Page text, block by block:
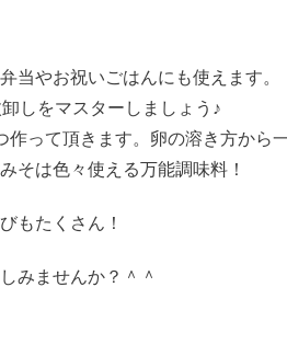
当やお祝いごはんにも使えます。
しをマスターしましょう♪
作って頂きます。卵の溶き方から
そは色々使える万能調味料！
もたくさん！
みませんか？＾＾